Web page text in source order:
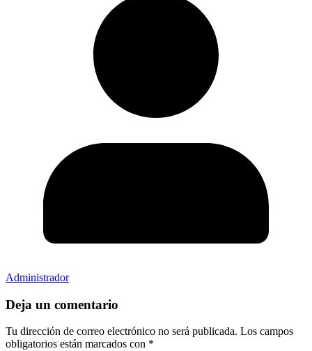
Administrador
Deja un comentario
Tu dirección de correo electrónico no será publicada. Los campos
obligatorios están marcados con *